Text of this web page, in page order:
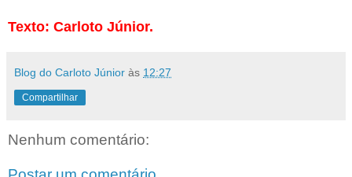
Texto: Carloto Júnior.
Blog do Carloto Júnior às 12:27
Compartilhar
Nenhum comentário: